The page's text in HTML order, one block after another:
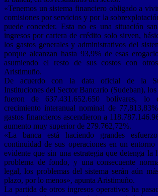
«Tenemos un sistema financiero obligado a
comisiones por servicios y por la
puede conceder. Esta no es una situación
ingresos por cartera de crédito solo sirven,
los gastos generales y administrativos del
porque alcanzan hasta 93,9% de esas
asumiendo el resto de sus costos con
Aristimuño.
De acuerdo con la data oficial de la
Instituciones del Sector Bancario (Sudeban),
fueron de 637.431.652.650 bolívares, lo
crecimiento interanual nominal de
gastos financieros ascendieron a
aumento muy superior de 279.762,72%.
«La banca está haciendo grandes
continuidad de sus operaciones en un
evidente que sin una estrategia que detenga la
problema de fondo, y una consecuente
legal, los problemas del sistema serán aún
plazo, por lo menos», apunta Aristimuño.
La partida de otros ingresos operativos ha